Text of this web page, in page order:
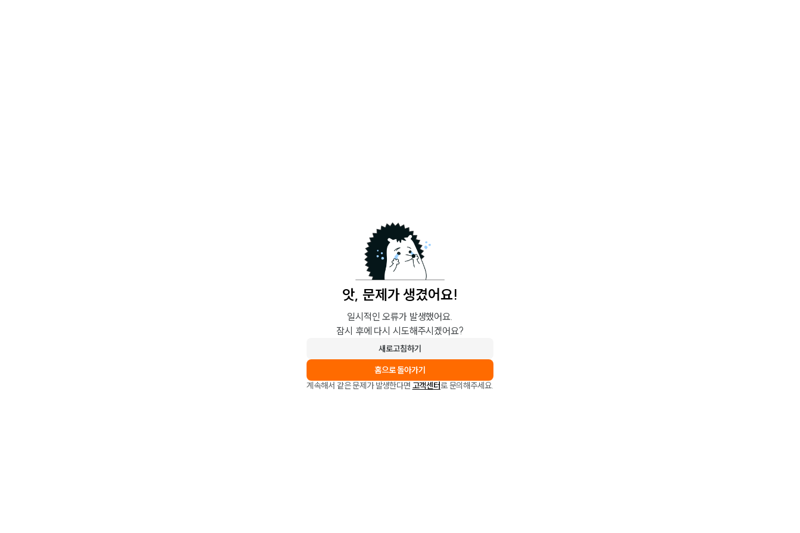
앗, 문제가 생겼어요!
일시적인 오류가 발생했어요.
잠시 후에 다시 시도해주시겠어요?
새로고침하기
홈으로 돌아가기
계속해서 같은 문제가 발생한다면 고객센터로 문의해주세요.